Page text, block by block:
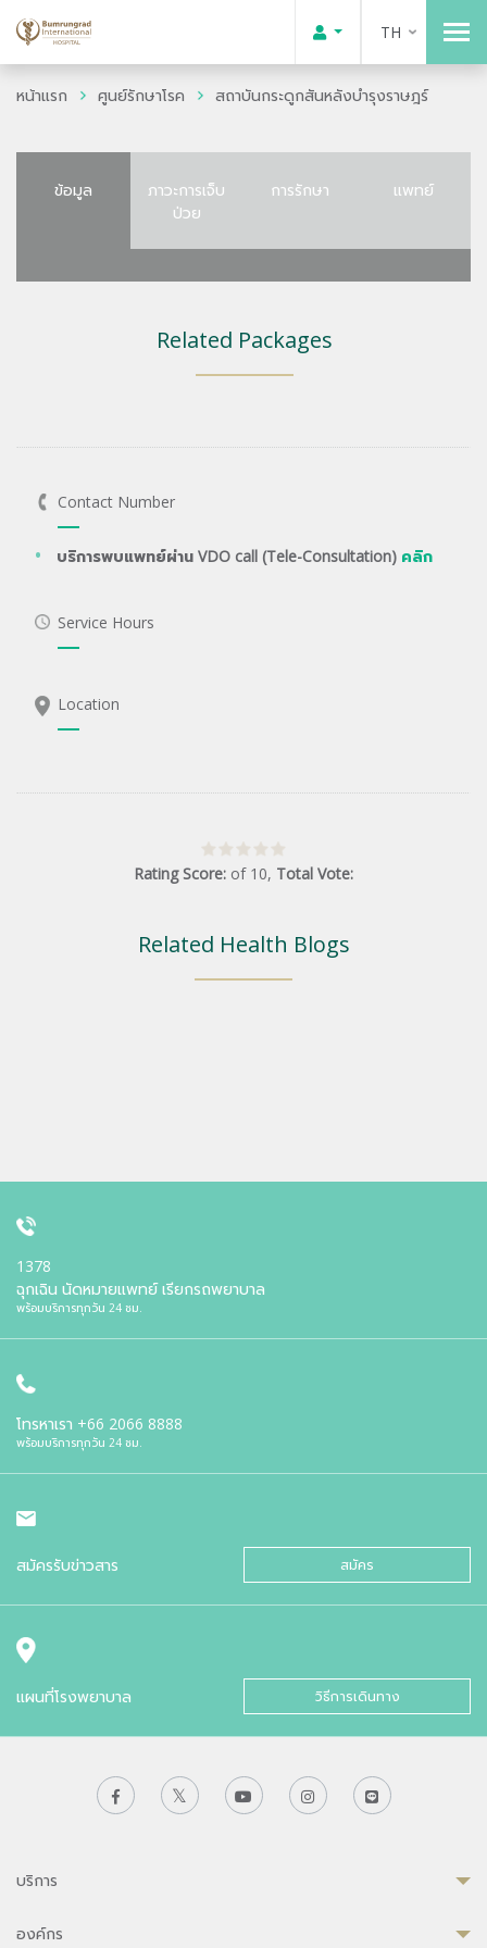
TH
หน้าแรก ศูนย์รักษาโรค สถาบันกระดูกสันหลังบำรุงราษฎร์
ข้อมูล
ภาวะการเจ็บ
ป่วย
การรักษา แพทย์
Related Packages
Contact Number
บริการพบแพทย์ผ่าน VDO call (Tele-Consultation) คลิก
Service Hours
Location
Rating Score: of 10, Total Vote:
Related Health Blogs
1378
ฉุกเฉิน นัดหมายแพทย์ เรียกรถพยาบาล
พร้อมบริการทุกวัน 24 ชม.
โทรหาเรา +66 2066 8888
พร้อมบริการทุกวัน 24 ชม.
สมัครรับข่าวสาร สมัคร
แผนที่โรงพยาบาล วิธีการเดินทาง
บริการ
องค์กร